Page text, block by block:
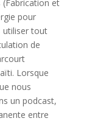
(Fabrication et
pour
utiliser tout
de
Lorsque
nous
un podcast,
entre